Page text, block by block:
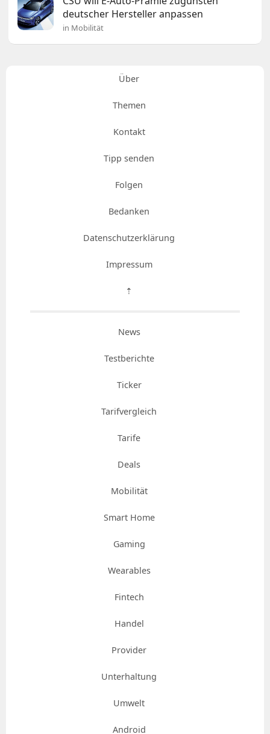
deutscher Hersteller anpassen
in Mobilität
Über
Themen
Kontakt
Tipp senden
Folgen
Bedanken
Datenschutzerklärung
Impressum
⇡
News
Testberichte
Ticker
Tarifvergleich
Tarife
Deals
Mobilität
Smart Home
Gaming
Wearables
Fintech
Handel
Provider
Unterhaltung
Umwelt
Android